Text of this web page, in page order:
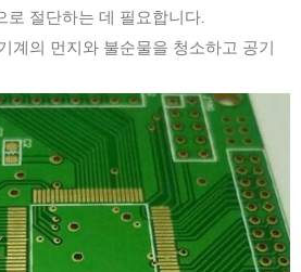
로 절단하는 데 필요합니다.
계의 먼지와 불순물을 청소하고 공기